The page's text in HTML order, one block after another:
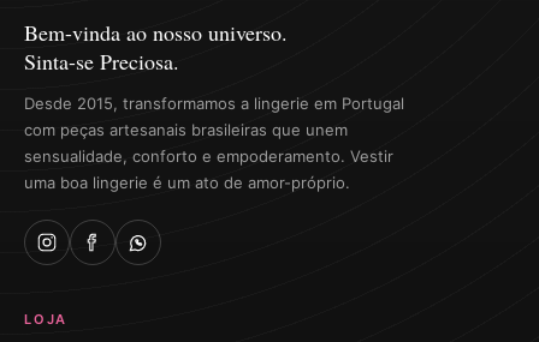
Bem-vinda ao nosso universo.
Sinta-se Preciosa.
Desde 2015, transformamos a lingerie em Portugal
com peças artesanais brasileiras que unem
sensualidade, conforto e empoderamento. Vestir
uma boa lingerie é um ato de amor-próprio.
LOJA